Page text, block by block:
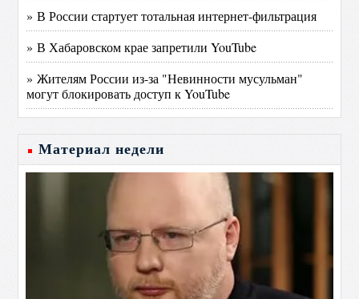
» В России стартует тотальная интернет-фильтрация
» В Хабаровском крае запретили YouTube
» Жителям России из-за "Невинности мусульман"
могут блокировать доступ к YouTube
Материал недели